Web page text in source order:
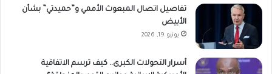
تفاصيل اتصال المبعوث الأممي و”حميدتي” بشأن
الأبيض
يونيو 19, 2026
أسرار التحولات الكبرى.. كيف ترسم الاتفاقية